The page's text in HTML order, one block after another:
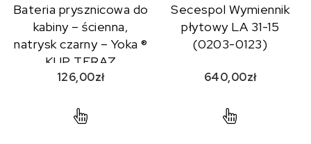
Bateria prysznicowa do
kabiny – ścienna,
natrysk czarny – Yoka ®
KUP TERAZ
126,00zł
Secespol Wymiennik
płytowy LA 31-15
(0203-0123)
640,00zł